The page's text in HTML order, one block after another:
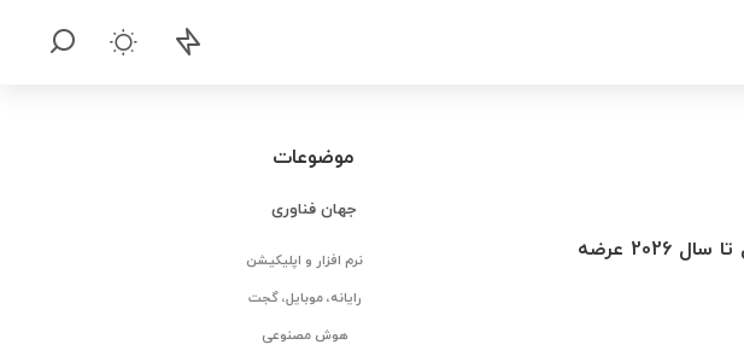
اپل در حال ساخت نمونه‌های اولیه آیفون‌های تاشو است؛ با این حال این محصول حداقل تا سال 2026 عرضه
موضوعات
جهان فناوری
نرم افزار و اپلیکیشن
رایانه، موبایل، گجت
هوش مصنوعی